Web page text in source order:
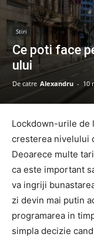
Stiri
Ce poti face
ului
De catre Alexandru - 10
Lockdown-urile de
cresterea nivelului
Deoarece multe
ca este important
va ingriji
zi devin mai putin
programarea in
simpla decizie